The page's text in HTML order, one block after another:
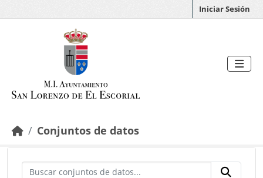
Iniciar Sesión
Conjuntos de datos